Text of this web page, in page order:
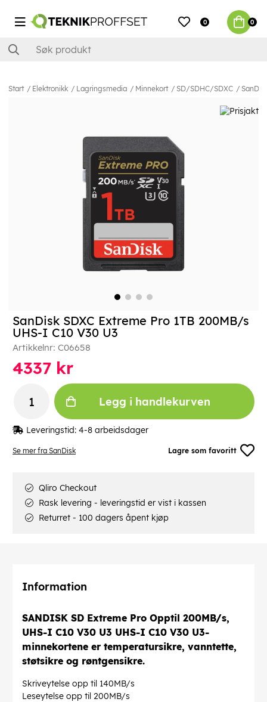
0 0
Start Elektronikk Lagringsmedia Minnekort SD/SDHC/SDXC
Se mer fra SanDisk Lagre som favoritt
SanDisk SDXC Extreme Pro 1TB 200MB/s
UHS-I C10 V30 U3
Artikkelnr: C06658
4337 kr
Legg i handlekurven
Leveringstid: 4-8 arbeidsdager
Qliro Checkout
Rask levering - leveringstid er vist i kassen
Returret - 100 dagers åpent kjøp
Information
SANDISK SD Extreme Pro Opptil 200MB/s,
UHS-I C10 V30 U3 UHS-I C10 V30 U3-
minnekortene er temperatursikre, vanntette,
støtsikre og røntgensikre.
Skriveytelse opp til 140MB/s
Leseytelse opp til 200MB/s